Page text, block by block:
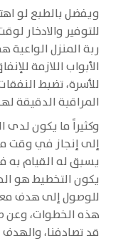
ويفضل بالطبع لو
للتوفير والادخار
ربة المنزل الواعية
الأبواب اللازمة
للأسرة، تضبط
المراقبة الدقيقة
وكثيراً ما يكون لدى
إلى إنجاز في وقت
يسبق له القيام به
يكون التخطيط هو
للوصول إلى هدف
هذه الخطوات، وعن
قد تصادفنا،